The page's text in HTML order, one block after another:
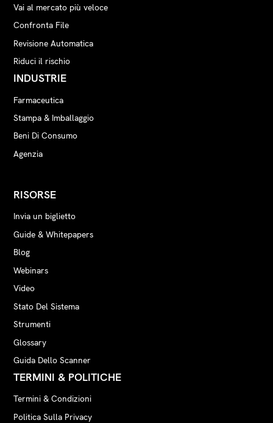
Vai al mercato più veloce
Confronta File
Revisione Automatica
Riduci il rischio
INDUSTRIE
Farmaceutica
Stampa & Imballaggio
Beni Di Consumo
Agenzia
RISORSE
Invia un biglietto
Guide & Whitepapers
Blog
Webinars
Video
Stato Del Sistema
Strumenti
Glossary
Guida Dello Scanner
TERMINI & POLITICHE
Termini & Condizioni
Politica Sulla Privacy